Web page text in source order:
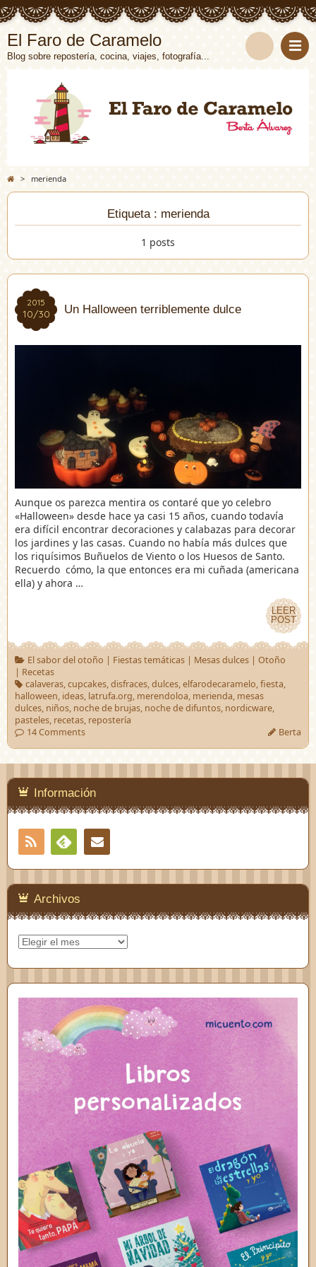
El Faro de Caramelo
Blog sobre repostería, cocina, viajes, fotografía...
> merienda
Etiqueta : merienda
1 posts
2015
10/30
2015
10/30 Un Halloween terriblemente dulce
Aunque os parezca mentira os contaré que yo celebro
«Halloween» desde hace ya casi 15 años, cuando todavía
era difícil encontrar decoraciones y calabazas para decorar
los jardines y las casas. Cuando no había más dulces que
los riquísimos Buñuelos de Viento o los Huesos de Santo.
Recuerdo cómo, la que entonces era mi cuñada (americana
ella) y ahora …
LEER
POST
LEER
POST
El sabor del otoño | Fiestas temáticas| Mesas dulces| Otoño
| Recetas
calaveras,cupcakes,disfraces,dulces,elfarodecaramelo,fiesta,
halloween, ideas, latrufa.org, merendoloa, merienda, mesas
dulces, niños, noche de brujas, noche de difuntos, nordicware,
pasteles, recetas, repostería
14 Comments
Berta
Información
RSS
Feedly
Archivos
Archivos